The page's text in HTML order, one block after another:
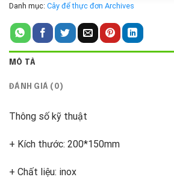
Danh mục: Cây để thực đơn Archives
MÔ TẢ
ĐÁNH GIÁ (0)
Thông số kỹ thuật
+ Kích thước: 200*150mm
+ Chất liệu: inox